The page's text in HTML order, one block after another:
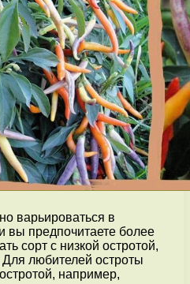
варьироваться в
вы предпочитаете более
сорт с низкой остротой,
любителей остроты
например,